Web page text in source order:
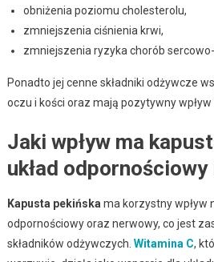
obniżenia poziomu cholesterolu,
zmniejszenia ciśnienia krwi,
zmniejszenia ryzyka chorób
Ponadto jej cenne składniki odżywcze
oczu i kości oraz mają pozytywny wpływ
Jaki wpływ ma
układ
Kapusta pekińska ma korzystny wpływ
odpornościowy oraz nerwowy, co jest
składników odżywczych. Witamina C,